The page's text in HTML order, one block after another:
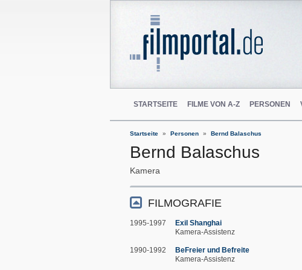
STARTSEITE FILME VON A-Z PERSONEN
Startseite Personen Bernd Balaschus
Bernd Balaschus
Kamera
FILMOGRAFIE
1995-1997
Exil Shanghai
Kamera-Assistenz
1990-1992
BeFreier und Befreite
Kamera-Assistenz